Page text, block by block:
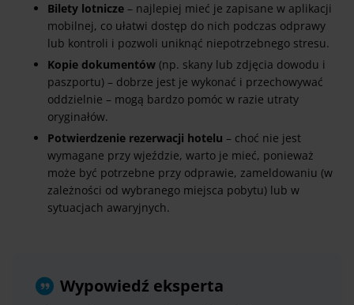
Bilety lotnicze – najlepiej mieć je zapisane w aplikacji
mobilnej, co ułatwi dostęp do nich podczas odprawy
lub kontroli i pozwoli uniknąć niepotrzebnego stresu.
Kopie dokumentów (np. skany lub zdjęcia dowodu i
paszportu) – dobrze jest je wykonać i przechowywać
oddzielnie – mogą bardzo pomóc w razie utraty
oryginałów.
Potwierdzenie rezerwacji hotelu – choć nie jest
wymagane przy wjeździe, warto je mieć, ponieważ
może być potrzebne przy odprawie, zameldowaniu (w
zależności od wybranego miejsca pobytu) lub w
sytuacjach awaryjnych.
Wypowiedź eksperta